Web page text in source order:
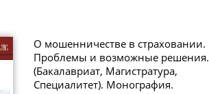
О мошенничестве в страховании.
Проблемы и возможные решения.
(Бакалавриат, Магистратура,
Специалитет). Монография.